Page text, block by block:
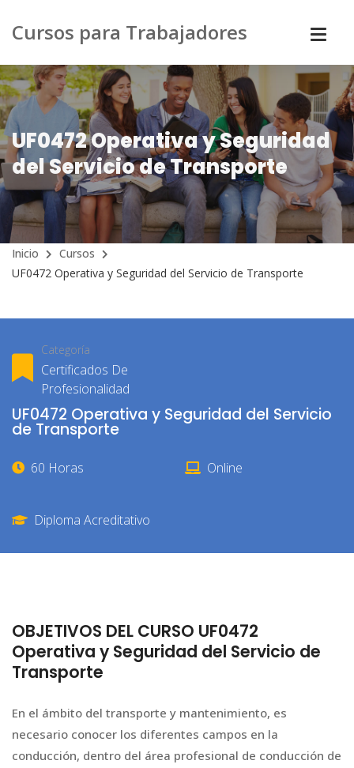
Cursos para Trabajadores
UF0472 Operativa y Seguridad
del Servicio de Transporte
Inicio
Cursos
UF0472 Operativa y Seguridad del Servicio de Transporte
Categoría
Certificados De
Profesionalidad
UF0472 Operativa y Seguridad del Servicio
de Transporte
60 Horas Online
Diploma Acreditativo
OBJETIVOS DEL CURSO UF0472
Operativa y Seguridad del Servicio de
Transporte
En el ámbito del transporte y mantenimiento, es
necesario conocer los diferentes campos en la
conducción, dentro del área profesional de conducción de